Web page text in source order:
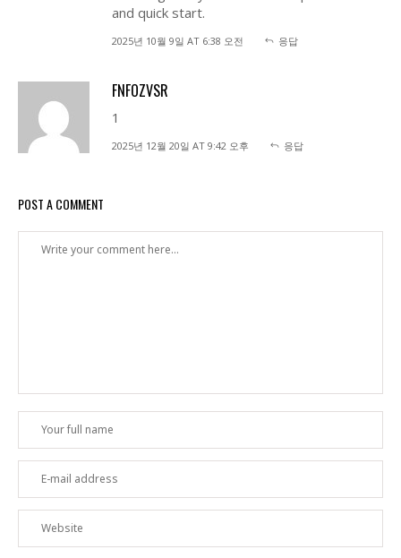
and quick start.
2025년 10월 9일 AT 6:38 오전 응답
FNFOZVSR
1
2025년 12월 20일 AT 9:42 오후 응답
POST A COMMENT